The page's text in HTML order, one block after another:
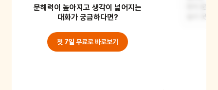
할아버지는 아이들에게 뻥튀기 값으로
먼지를 받았어요.
문해력이 높아지고 생각이 넓어지는
대화가 궁금하다면?
첫 7일 무료로 바로보기
먼지 묻는
놀지 못했